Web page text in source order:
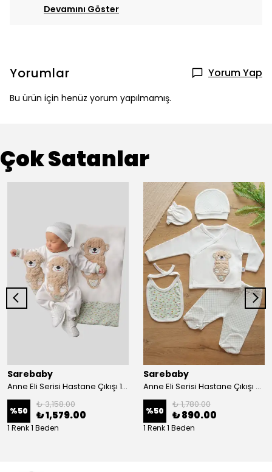
Devamını Göster
Yorumlar Yorum Yap
Bu ürün için henüz yorum yapılmamış.
Çok Satanlar
Sarebaby
Anne Eli Serisi Hastane Çıkışı 10'lu Set Oyuncak Hediyeli Organik
%50
₺ 3,158.00
₺ 1,579.00
1 Renk 1 Beden
Sarebaby
Anne Eli Serisi Hastane Çıkışı 5li Set
%50
₺ 1,780.00
₺ 890.00
1 Renk 1 Beden